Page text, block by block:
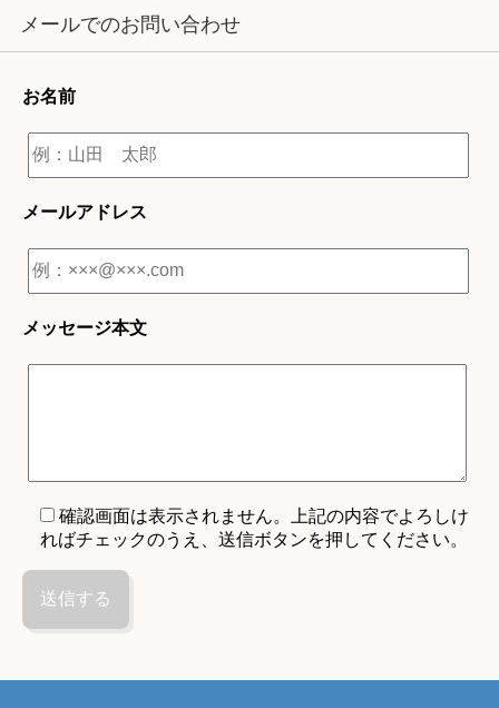
メールでのお問い合わせ
お名前
メールアドレス
メッセージ本文
確認画面は表示されません。上記の内容でよろしけ
ればチェックのうえ、送信ボタンを押してください。